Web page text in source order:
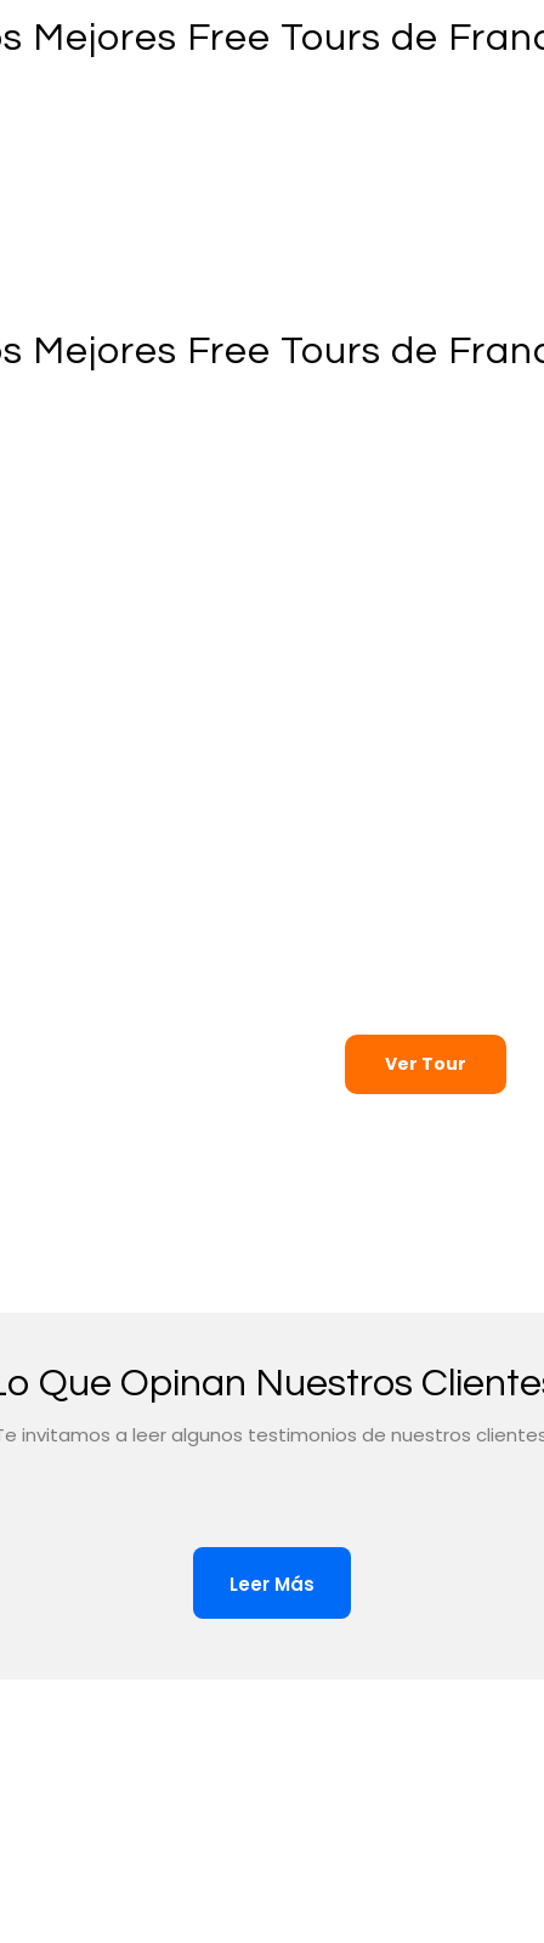
Mejores Free Tours de
Mejores Free Tours de
Ver Tour
Que Opinan Nuestros
invitamos a leer algunos testimonios de nuestros
Leer Más